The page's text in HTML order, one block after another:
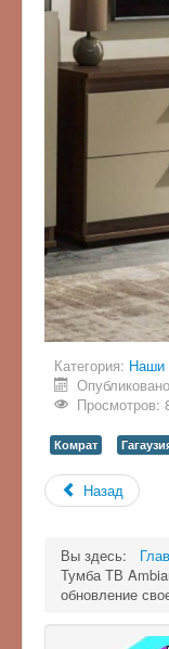
Категория: Наши
Просмотров:
Комрат
Назад
Вы здесь:
Тумба ТВ
обновление